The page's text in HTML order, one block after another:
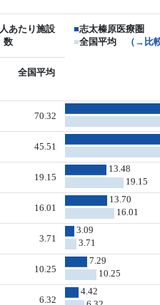
あたり施設
数
■志太榛原医療圏
■全国平均 （→比
全国平均
70.32
45.51
19.15
13.48
19.15
16.01
13.70
16.01
3.71
3.09
3.71
10.25
7.29
10.25
6.32
4.42